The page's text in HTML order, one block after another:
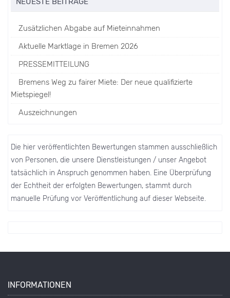
Zusätzlichen Abgabe auf Mieteinnahmen
Aktuelle Marktlage in Bremen 2026
PRESSEMITTEILUNG
Bremens Weg zu fairer Miete: Der neue qualifizierte
Mietspiegel!
Auszeichnungen
Die hier veröffentlichten Bewertungen stammen ausschließlich
von Personen, die unsere Dienstleistungen / unser Angebot
tatsächlich in Anspruch genommen haben. Eine Überprüfung
der Echtheit der erfolgten Bewertungen, stammt durch
manuelle Prüfung vor Veröffentlichung auf dieser Webseite.
INFORMATIONEN